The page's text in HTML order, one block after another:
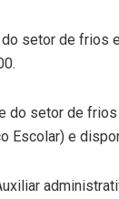
setor de frios
do setor de
Escolar) e